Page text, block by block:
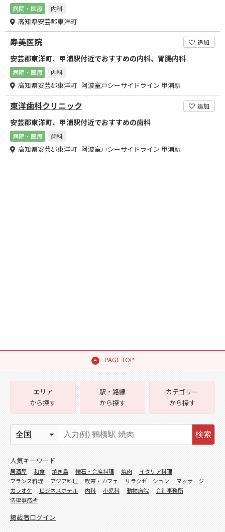
病院・医療 内科
高知県安芸郡東洋町
寿美医院 追加
安芸郡東洋町、甲浦駅付近でおすすめの内科、胃腸内科
病院・医療 内科
高知県安芸郡東洋町 阿波室戸シーサイドライン 甲浦駅
東洋歯科クリニック 追加
安芸郡東洋町、甲浦駅付近でおすすめの歯科
病院・医療 歯科
高知県安芸郡東洋町 阿波室戸シーサイドライン 甲浦駅
PAGE TOP
エリア
から探す
駅・路線
から探す
カテゴリー
から探す
検索
人気キーワード
居酒屋 和食 焼き鳥 懐石・会席料理 焼肉
イタリア料理
フランス料理
アジア料理 喫茶・カフェ リラクゼーション
マッサージ
カラオケ
ビジネスホテル 内科 小児科 動物病院
会計事務所
法律事務所
掲載者ログイン